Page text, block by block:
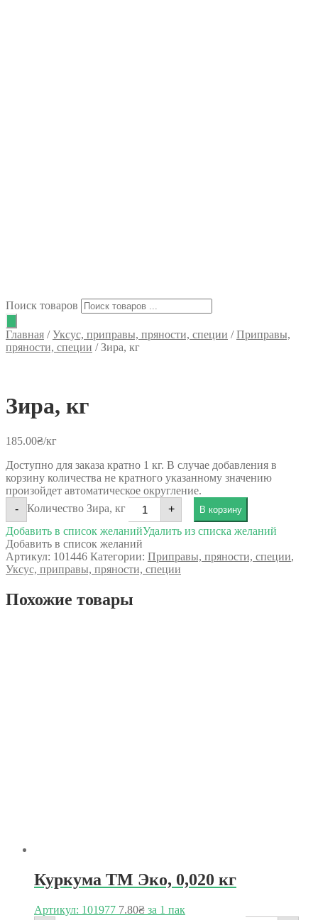
Поиск товаров
Главная /Уксус, приправы, пряности, специи /Приправы,
пряности, специи /Зира, кг
Зира, кг
185.00₴/кг
Доступно для заказа кратно 1 кг. В случае добавления в
корзину количества не кратного указанному значению
произойдет автоматическое округление.
-
Количество Зира, кг + В корзину
Добавить в список желанийУдалить из списка желаний
Добавить в список желаний
Артикул: 101446 Категории: Приправы, пряности, специи,
Уксус, приправы, пряности, специи
Похожие товары
Куркума ТМ Эко, 0,020 кг
Артикул: 101977 7.80₴ за 1 пак